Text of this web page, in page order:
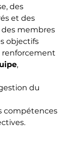
des
et des
membres
objectifs
,
du
compétences